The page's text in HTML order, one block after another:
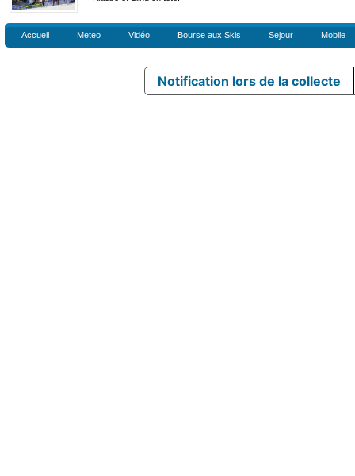
Accueil Meteo Vidéo Bourse aux Skis Sejour Mobile
Notification lors de la collecte